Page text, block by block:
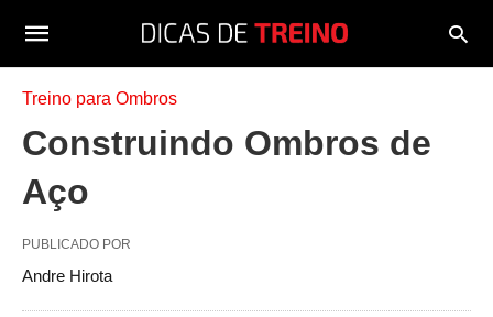
Treino para Ombros
Construindo Ombros de
Aço
PUBLICADO POR
Andre Hirota